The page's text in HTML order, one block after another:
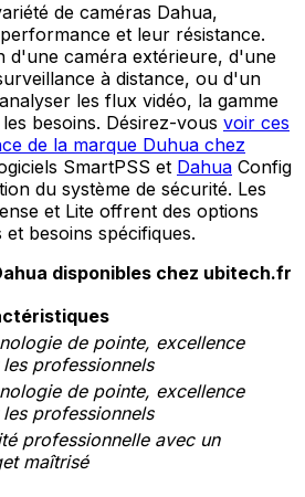
de caméras Dahua,
et leur résistance.
d'une caméra extérieure, d'une
à distance, ou d'un
les flux vidéo, la gamme
besoins. Désirez-vous voir ces
de la marque Duhua chez
SmartPSS et Dahua Config
du système de sécurité. Les
et Lite offrent des options
besoins spécifiques.
disponibles chez ubitech.fr
de pointe, excellence
professionnels
de pointe, excellence
professionnels
professionnelle avec un
maîtrisé